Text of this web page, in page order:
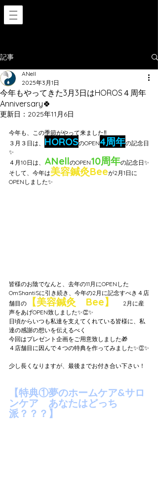
記事
今年もやってきた3月3日はHOROS４周年
Anniversary🍀
ANell
2025年3月1日
更新日： 2025年11月6日
今年も、この季節がやって来ました‼️
３月３日は、 HOROSのOPEN4周年の記念日
✨
４月10日は、 ANellのOPEN10周年の記念日✨
そして、今年は美容鍼灸Beeが2月1日に
OPENしました✨
皆様のお陰でなんと、去年の11月にOPENした
OmShantiSに引き続き、今年の2月に記念すべき４店
舗目の
【美容鍼灸　Bee】
2月に産
声をあげOPEN致しました✨👏✨
日頃からいつも私達を支えてくれている皆様に、私
達の感謝の想いを伝えるべく
今回はプレゼント企画をご用意致しました🎁
４店舗目に因んで４つの特典を作ってみました✨👏✨
少し長くなりますが、最後までお付き合い下さい！
【特典①夢のホームケア&サロ
ンケア　あなたはどっち
派？？？】